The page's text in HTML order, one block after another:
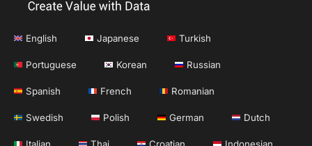
English Japanese Turkish
Portuguese Korean Russian
Spanish French Romanian
Swedish Polish German Dutch
Italian Thai Croatian Indonesian